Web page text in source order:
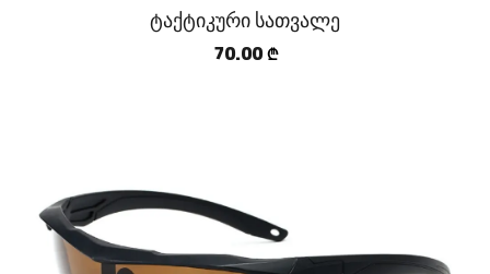
ტაქტიკური სათვალე
70.00 ₾